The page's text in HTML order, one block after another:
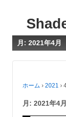
月: 2021年4月
ホーム › 2021 ›
月: 2021年4月